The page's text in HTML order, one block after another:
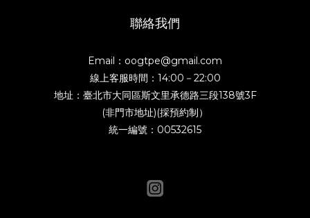
聯絡我們
Email：oogtpe@gmail.com
線上客服時間：14:00－22:00
地址：臺北市大同區斯文里承德路三段138號3F
(非門市地址)(採預約制）
統一編號：00532615